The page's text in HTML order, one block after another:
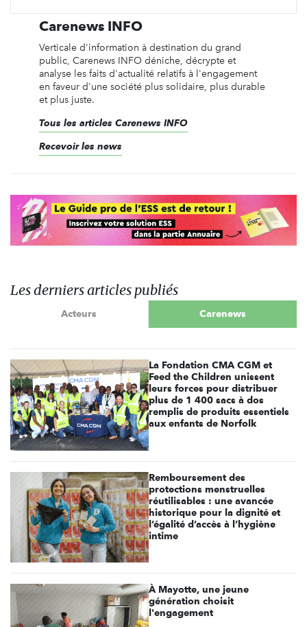
Carenews INFO
Verticale d'information à destination du grand
public, Carenews INFO déniche, décrypte et
analyse les faits d'actualité relatifs à l'engagement
en faveur d'une société plus solidaire, plus durable
et plus juste.
Tous les articles Carenews INFO
Recevoir les news
Les derniers articles publiés
Acteurs Carenews
La Fondation CMA CGM et
Feed the Children unissent
leurs forces pour distribuer
plus de 1 400 sacs à dos
remplis de produits essentiels
aux enfants de Norfolk
Remboursement des
protections menstruelles
réutilisables : une avancée
historique pour la dignité et
l’égalité d’accès à l’hygiène
intime
À Mayotte, une jeune
génération choisit
l'engagement